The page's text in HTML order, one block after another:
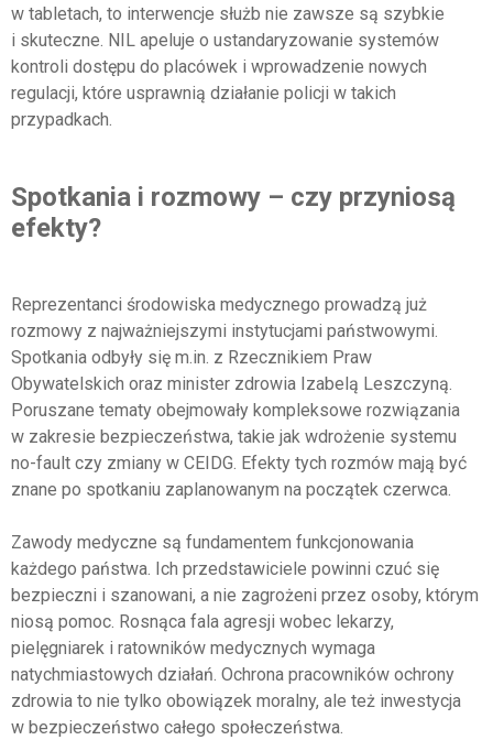
w tabletach, to interwencje służb nie zawsze są szybkie
i skuteczne. NIL apeluje o ustandaryzowanie systemów
kontroli dostępu do placówek i wprowadzenie nowych
regulacji, które usprawnią działanie policji w takich
przypadkach.
Spotkania i rozmowy – czy przyniosą
efekty?
Reprezentanci środowiska medycznego prowadzą już
rozmowy z najważniejszymi instytucjami państwowymi.
Spotkania odbyły się m.in. z Rzecznikiem Praw
Obywatelskich oraz minister zdrowia Izabelą Leszczyną.
Poruszane tematy obejmowały kompleksowe rozwiązania
w zakresie bezpieczeństwa, takie jak wdrożenie systemu
no-fault czy zmiany w CEIDG. Efekty tych rozmów mają być
znane po spotkaniu zaplanowanym na początek czerwca.
Zawody medyczne są fundamentem funkcjonowania
każdego państwa. Ich przedstawiciele powinni czuć się
bezpieczni i szanowani, a nie zagrożeni przez osoby, którym
niosą pomoc. Rosnąca fala agresji wobec lekarzy,
pielęgniarek i ratowników medycznych wymaga
natychmiastowych działań. Ochrona pracowników ochrony
zdrowia to nie tylko obowiązek moralny, ale też inwestycja
w bezpieczeństwo całego społeczeństwa.